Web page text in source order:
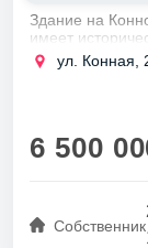
Здание на
имеет
памятник
Оно связано с
ул. Конная,
6 500
Собственник